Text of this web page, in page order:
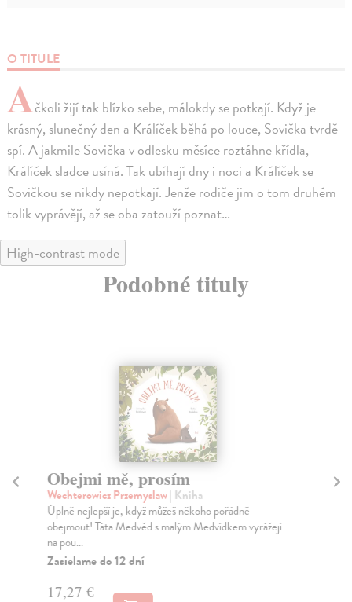
O TITULE
Ačkoli žijí tak blízko sebe, málokdy se potkají. Když je
krásný, slunečný den a Králíček běhá po louce, Sovička tvrdě
spí. A jakmile Sovička v odlesku měsíce roztáhne křídla,
Králíček sladce usíná. Tak ubíhají dny i noci a Králíček se
Sovičkou se nikdy nepotkají. Jenže rodiče jim o tom druhém
tolik vyprávějí, až se oba zatouží poznat…
High-contrast mode
Podobné tituly
Obejmi mě, prosím
Wechterowicz Przemyslaw| Kniha
Úplně nejlepší je, když můžeš někoho pořádně
obejmout! Táta Medvěd s malým Medvídkem vyrážejí
na pou...
Zasielame do 12 dní
17,27 €